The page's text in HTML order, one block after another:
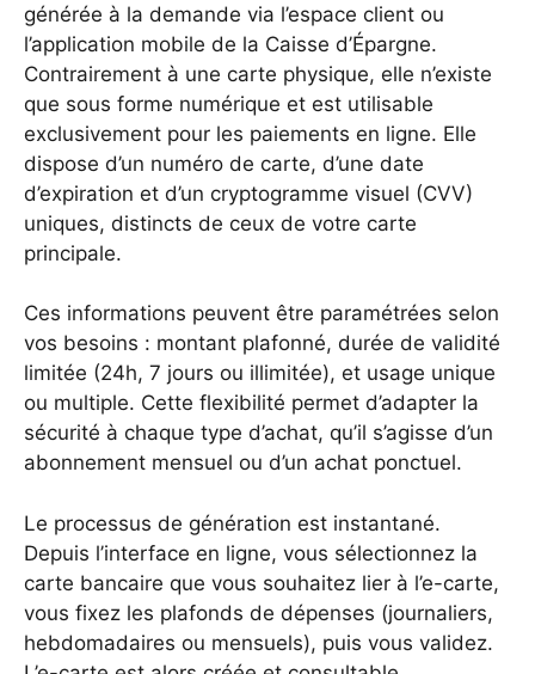
générée à la demande via l’espace client ou
l’application mobile de la Caisse d’Épargne.
Contrairement à une carte physique, elle n’existe
que sous forme numérique et est utilisable
exclusivement pour les paiements en ligne. Elle
dispose d’un numéro de carte, d’une date
d’expiration et d’un cryptogramme visuel (CVV)
uniques, distincts de ceux de votre carte
principale.
Ces informations peuvent être paramétrées selon
vos besoins : montant plafonné, durée de validité
limitée (24h, 7 jours ou illimitée), et usage unique
ou multiple. Cette flexibilité permet d’adapter la
sécurité à chaque type d’achat, qu’il s’agisse d’un
abonnement mensuel ou d’un achat ponctuel.
Le processus de génération est instantané.
Depuis l’interface en ligne, vous sélectionnez la
carte bancaire que vous souhaitez lier à l’e-carte,
vous fixez les plafonds de dépenses (journaliers,
hebdomadaires ou mensuels), puis vous validez.